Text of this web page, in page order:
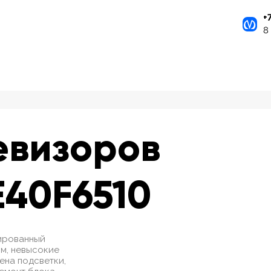
8
невысокие
подсветки,